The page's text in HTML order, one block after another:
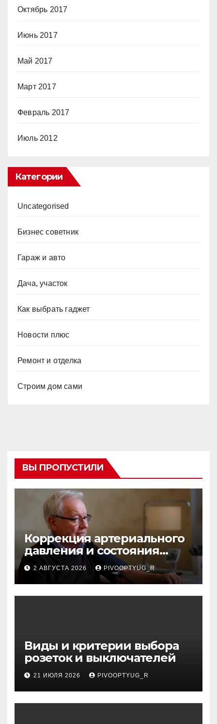
Октябрь 2017
Июнь 2017
Май 2017
Март 2017
Февраль 2017
Июль 2012
Категории
Uncategorised
Бизнес советник
Гараж и авто
Дача, участок
Как выбрать гаджет
Новости плюс
Ремонт и отделка
Строим дом сами
ВЫ ПРОПУСТИЛИ
Коррекция артериального
давления и состояния
сосудов в профилактике
инсульта
2 АВГУСТА 2026 PIVOOPTYUG_R
Виды и критерии выбора
розеток и выключателей
21 ИЮЛЯ 2026 PIVOOPTYUG_R